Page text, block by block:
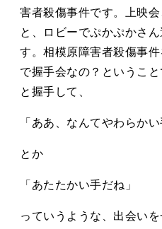
お知らせ
アクセス
お問い合わせ
害者殺傷事件です。上映
と、ロビーでぷかぷかさ
す。相模原障害者殺傷事
で握手会なの？というこ
と握手して、
「ああ、なんてやわらかい
とか
「あたたかい手だね」
っていうような、出会い